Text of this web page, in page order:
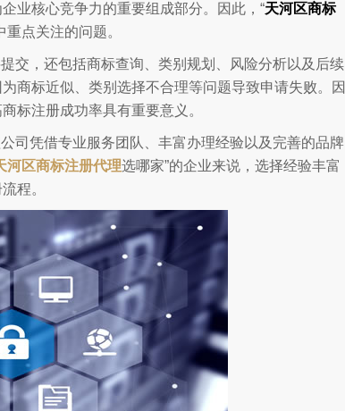
业核心竞争力的重要组成部分。因此，“天河区商标
点关注的问题。
交，还包括商标查询、类别规划、风险分析以及后续
商标近似、类别选择不合理等问题导致申请失败。因
标注册成功率具有重要意义。
司凭借专业服务团队、丰富办理经验以及完善的品牌
河区商标注册代理选哪家”的企业来说，选择经验丰富
程。